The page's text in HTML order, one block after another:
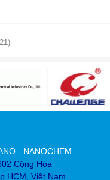
- NANOCHEM
Cộng Hòa
Việt Nam